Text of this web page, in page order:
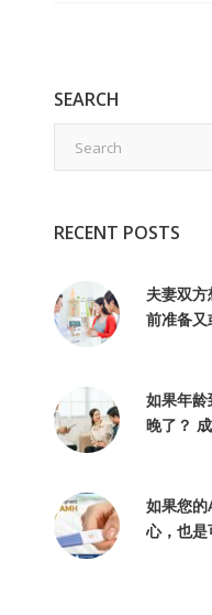
SEARCH
RECENT POSTS
夫妻双
前准备
如果年
晚了？
如果您
心，也